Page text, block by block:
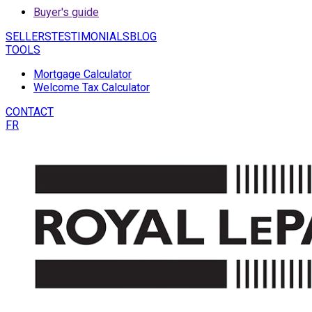
Buyer's guide
SELLERSTESTIMONIALSBLOG
TOOLS
Mortgage Calculator
Welcome Tax Calculator
CONTACT
FR